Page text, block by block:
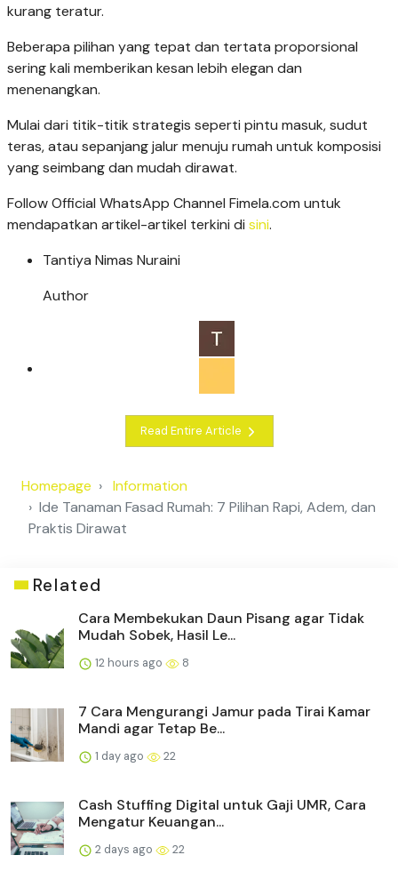
kurang teratur.
Beberapa pilihan yang tepat dan tertata proporsional
sering kali memberikan kesan lebih elegan dan
menenangkan.
Mulai dari titik-titik strategis seperti pintu masuk, sudut
teras, atau sepanjang jalur menuju rumah untuk komposisi
yang seimbang dan mudah dirawat.
Follow Official WhatsApp Channel Fimela.com untuk
mendapatkan artikel-artikel terkini di sini.
Tantiya Nimas Nuraini
Author
Read Entire Article
Homepage
Information
Ide Tanaman Fasad Rumah: 7 Pilihan Rapi, Adem, dan
Praktis Dirawat
Related
Cara Membekukan Daun Pisang agar Tidak
Mudah Sobek, Hasil Le...
12 hours ago 8
7 Cara Mengurangi Jamur pada Tirai Kamar
Mandi agar Tetap Be...
1 day ago 22
Cash Stuffing Digital untuk Gaji UMR, Cara
Mengatur Keuangan...
2 days ago 22